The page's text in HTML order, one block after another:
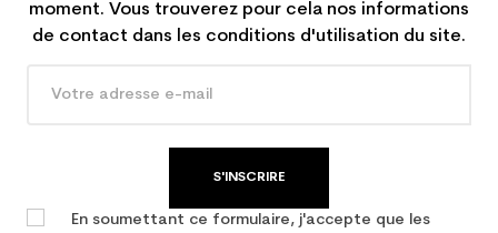
moment. Vous trouverez pour cela nos informations
de contact dans les conditions d'utilisation du site.
S'INSCRIRE
En soumettant ce formulaire, j'accepte que les